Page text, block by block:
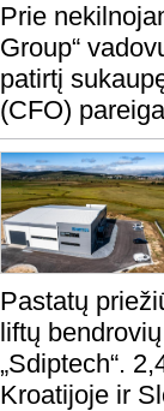
Prie
Group“
patirtį
(CFO)
Pastatų
liftų
„Sdiptech“.
Kroatijoje ir